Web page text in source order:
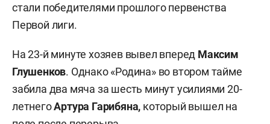
стали победителями прошлого первенства
Первой лиги.
На 23-й минуте хозяев вывел вперед Максим
Глушенков. Однако «Родина» во втором тайме
забила два мяча за шесть минут усилиями 20-
летнегоАртура Гарибяна, который вышел на